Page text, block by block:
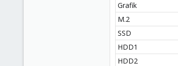
Grafik
M.2
SSD
HDD1
HDD2